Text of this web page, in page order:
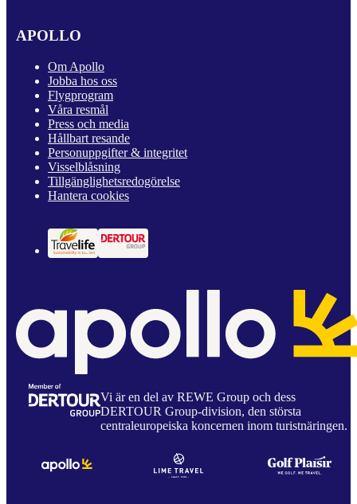
APOLLO
Om Apollo
Jobba hos oss
Flygprogram
Våra resmål
Press och media
Hållbart resande
Personuppgifter & integritet
Visselblåsning
Tillgänglighetsredogörelse
Hantera cookies
Vi är en del av REWE Group och dess
DERTOUR Group-division, den största
centraleuropeiska koncernen inom turistnäringen.